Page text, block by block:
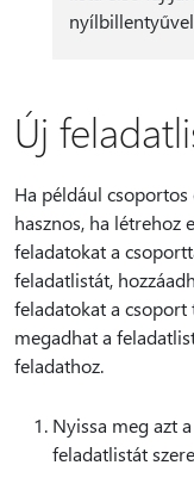
Új
Ha például
hasznos, ha létrehoz
feladatokat a
feladatlistát,
feladatokat a
megadhat a
feladathoz.
Nyissa meg azt
feladatlistát